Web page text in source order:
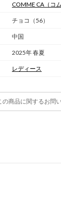
COMME CA （コ
チョコ（56）
中国
2025年 春夏
レディース
の商品に関するお問